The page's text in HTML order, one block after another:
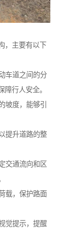
，主要有以下
车道之间的分
障行人安全。
坡度，能够引
提升道路的整
交通流向和区
载，保护路面
觉提示，提醒